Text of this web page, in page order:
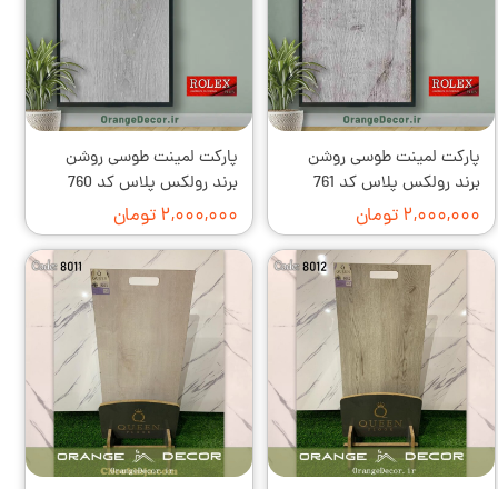
پارکت لمینت طوسی روشن
برند رولکس پلاس کد 761
۲,۰۰۰,۰۰۰ تومان
پارکت لمینت طوسی روشن
برند رولکس پلاس کد 760
۲,۰۰۰,۰۰۰ تومان